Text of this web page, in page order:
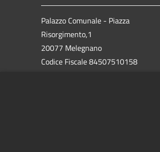
Palazzo Comunale - Piazza
Risorgimento,1
20077 Melegnano
Codice Fiscale 84507510158